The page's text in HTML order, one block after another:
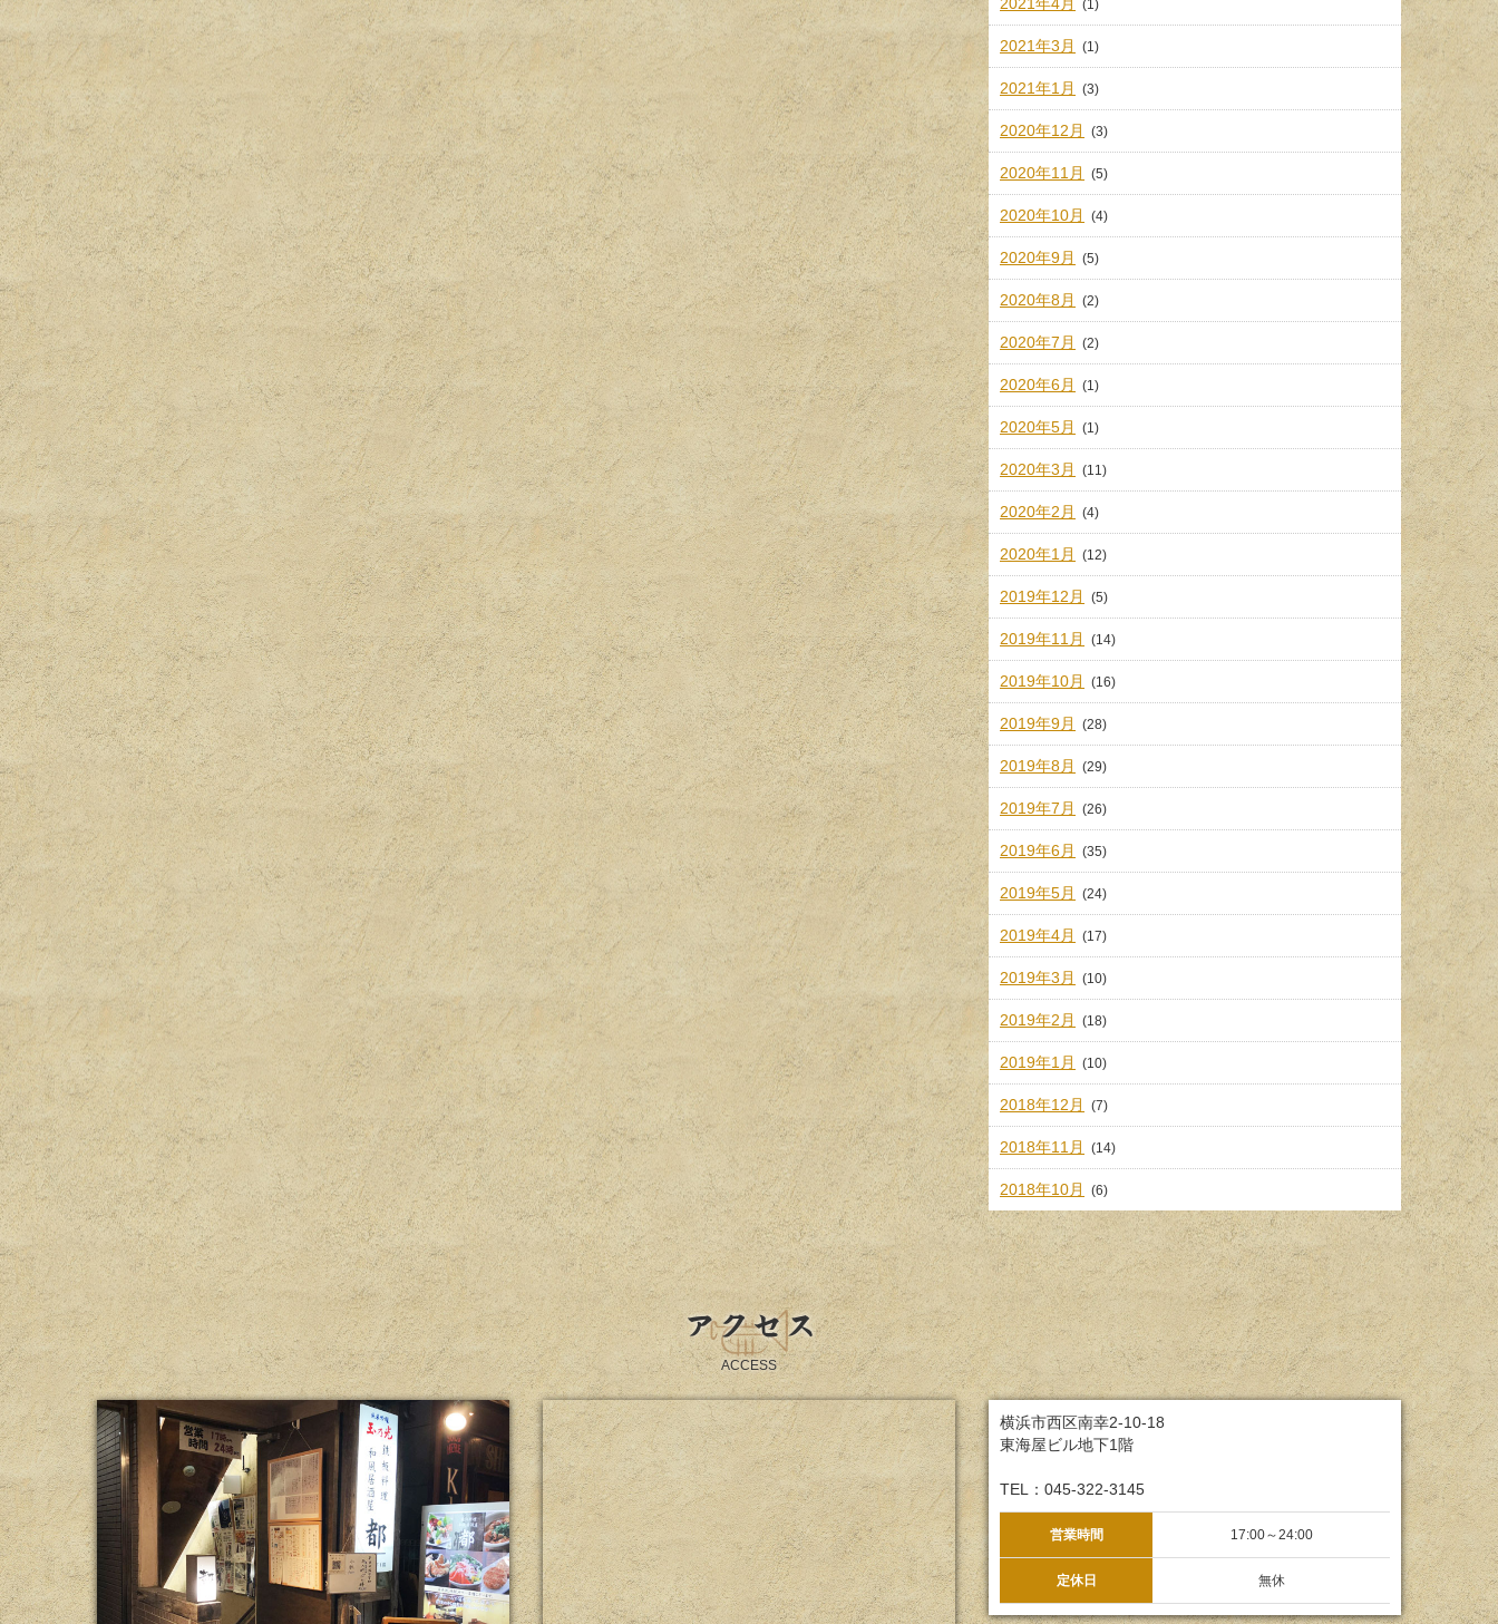
(1)
2021年3月 (1)
2021年1月 (3)
2020年12月 (3)
2020年11月 (5)
2020年10月 (4)
2020年9月 (5)
2020年8月 (2)
2020年7月 (2)
2020年6月 (1)
2020年5月 (1)
2020年3月 (11)
2020年2月 (4)
2020年1月 (12)
2019年12月 (5)
2019年11月 (14)
2019年10月 (16)
2019年9月 (28)
2019年8月 (29)
2019年7月 (26)
2019年6月 (35)
2019年5月 (24)
2019年4月 (17)
2019年3月 (10)
2019年2月 (18)
2019年1月 (10)
2018年12月 (7)
2018年11月 (14)
2018年10月 (6)
アクセス
ACCESS
横浜市西区南幸2-10-18
東海屋ビル地下1階
TEL：045-322-3145
営業時間 17:00～24:00
定休日 無休